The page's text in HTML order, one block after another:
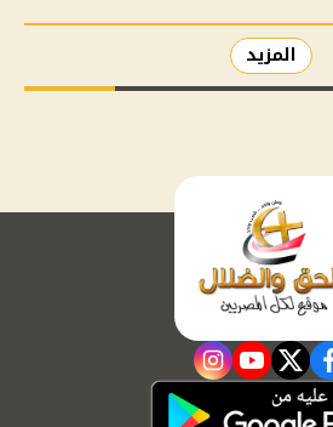
المزيد
facebook
twitter
youtube
instagram